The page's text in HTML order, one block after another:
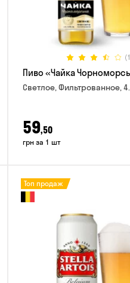
Пиво «Чайка
Светлое, Фильтрованное,
59,50
грн за 1 шт
Топ продаж